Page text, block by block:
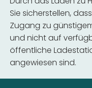
Sie sicherstellen,
Zugang zu
und nicht auf
öffentliche
angewiesen sind.